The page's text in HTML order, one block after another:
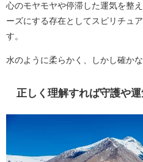
心のモヤモヤや停滞した運気を整
ーズにする存在としてスピリチュ
す。
水のように柔らかく、しかし確か
正しく理解すれば守護や